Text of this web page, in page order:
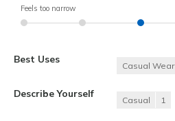
Feels too narrow
Best Uses
Casual Wear
Describe Yourself
Casual 1